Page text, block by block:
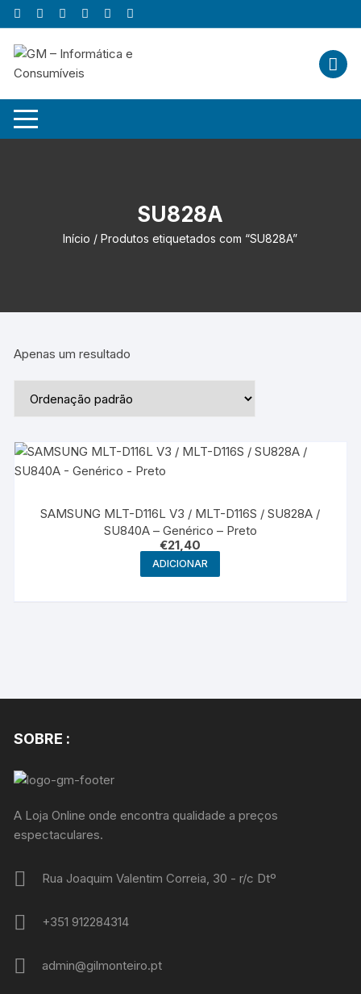
Skip
to
content
SU828A
Início / Produtos etiquetados com “SU828A”
Apenas um resultado
SAMSUNG MLT-D116L V3 / MLT-D116S / SU828A /
SU840A – Genérico – Preto
€21,40
ADICIONAR
SOBRE :
A Loja Online onde encontra qualidade a preços
espectaculares.
Rua Joaquim Valentim Correia, 30 - r/c Dtº
+351 912284314
admin@gilmonteiro.pt